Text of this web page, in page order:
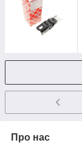
Про нас